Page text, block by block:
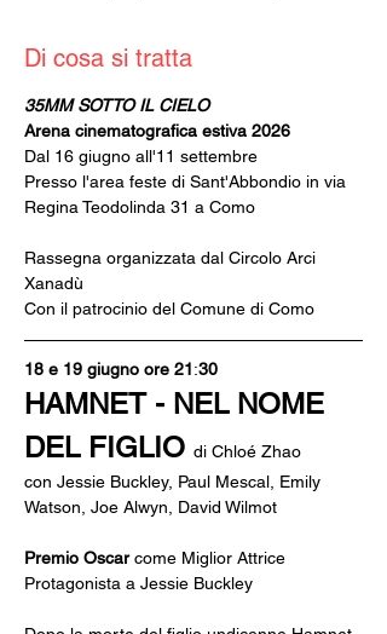
Di cosa si tratta
35MM SOTTO IL CIELO
Arena cinematografica estiva 2026
Dal 16 giugno all'11 settembre
Presso l'area feste di Sant'Abbondio in via
Regina Teodolinda 31 a Como
Rassegna organizzata dal Circolo Arci
Xanadù
Con il patrocinio del Comune di Como
18 e 19 giugno ore 21:30
HAMNET - NEL NOME
DEL FIGLIO di Chloé Zhao
con Jessie Buckley, Paul Mescal, Emily
Watson, Joe Alwyn, David Wilmot
Premio Oscar come Miglior Attrice
Protagonista a Jessie Buckley